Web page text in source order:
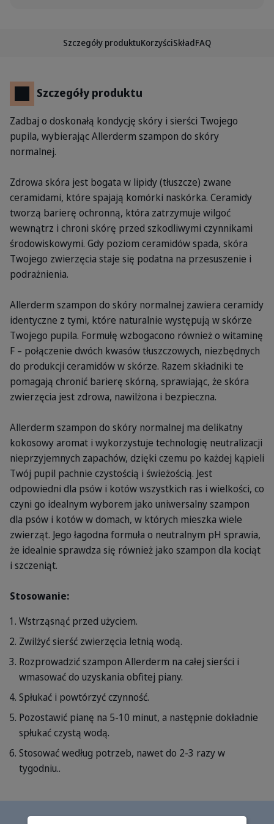
Szczegóły produktuKorzyściSkładFAQ
Szczegóły produktu
Zadbaj o doskonałą kondycję skóry i sierści Twojego
pupila, wybierając Allerderm szampon do skóry
normalnej.
Zdrowa skóra jest bogata w lipidy (tłuszcze) zwane
ceramidami, które spajają komórki naskórka. Ceramidy
tworzą barierę ochronną, która zatrzymuje wilgoć
wewnątrz i chroni skórę przed szkodliwymi czynnikami
środowiskowymi. Gdy poziom ceramidów spada, skóra
Twojego zwierzęcia staje się podatna na przesuszenie i
podrażnienia.
Allerderm szampon do skóry normalnej zawiera ceramidy
identyczne z tymi, które naturalnie występują w skórze
Twojego pupila. Formułę wzbogacono również o witaminę
F – połączenie dwóch kwasów tłuszczowych, niezbędnych
do produkcji ceramidów w skórze. Razem składniki te
pomagają chronić barierę skórną, sprawiając, że skóra
zwierzęcia jest zdrowa, nawilżona i bezpieczna.
Allerderm szampon do skóry normalnej ma delikatny
kokosowy aromat i wykorzystuje technologię neutralizacji
nieprzyjemnych zapachów, dzięki czemu po każdej kąpieli
Twój pupil pachnie czystością i świeżością. Jest
odpowiedni dla psów i kotów wszystkich ras i wielkości, co
czyni go idealnym wyborem jako uniwersalny szampon
dla psów i kotów w domach, w których mieszka wiele
zwierząt. Jego łagodna formuła o neutralnym pH sprawia,
że idealnie sprawdza się również jako szampon dla kociąt
i szczeniąt.
Stosowanie:
Wstrząsnąć przed użyciem.
Zwilżyć sierść zwierzęcia letnią wodą.
Rozprowadzić szampon Allerderm na całej sierści i
wmasować do uzyskania obfitej piany.
Spłukać i powtórzyć czynność.
Pozostawić pianę na 5-10 minut, a następnie dokładnie
spłukać czystą wodą.
Stosować według potrzeb, nawet do 2-3 razy w
tygodniu..